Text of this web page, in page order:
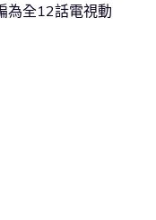
為全12話電視動